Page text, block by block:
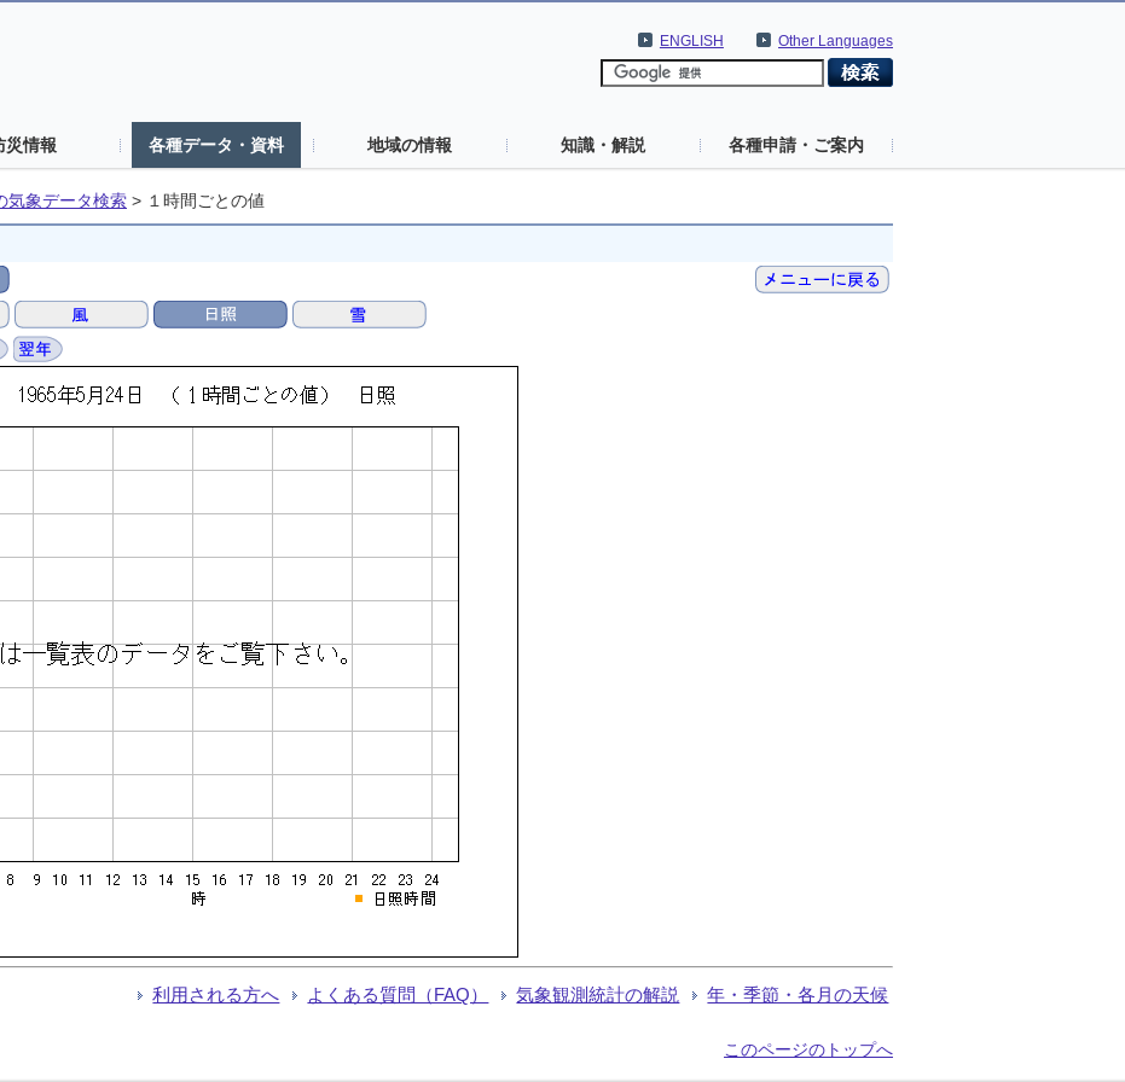
Other Languages
ENGLISH
災情報 各種データ・資料 地域の情報 知識・解説 各種申請・ご案内
気象データ検索 > １時間ごとの値
利用される方へ よくある質問（FAQ） 気象観測統計の解説 年・季節・各月の天候
このページのトップへ